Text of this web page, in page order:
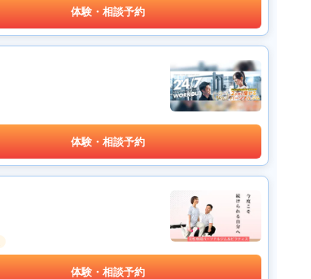
体験・相談予約
体験・相談予約
体験・相談予約